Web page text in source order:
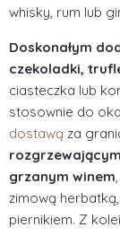
whisky, rum lub
Doskonałym
czekoladki,
ciasteczka lub
stosownie do
dostawą za
grzanym winem
zimową
piernikiem. Z